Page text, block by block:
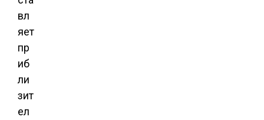
вл
яет
пр
иб
ли
зит
ел